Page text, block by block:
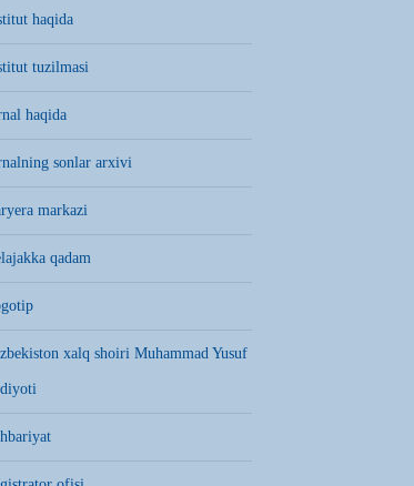
haqida
tuzilmasi
haqida
sonlar arxivi
markazi
qadam
xalq shoiri Muhammad Yusuf